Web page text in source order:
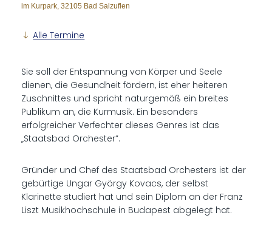
im Kurpark, 32105 Bad Salzuflen
Alle Termine
Sie soll der Entspannung von Körper und Seele
dienen, die Gesundheit fördern, ist eher heiteren
Zuschnittes und spricht naturgemäß ein breites
Publikum an, die Kurmusik. Ein besonders
erfolgreicher Verfechter dieses Genres ist das
„Staatsbad Orchester“.
Gründer und Chef des Staatsbad Orchesters ist der
gebürtige Ungar György Kovacs, der selbst
Klarinette studiert hat und sein Diplom an der Franz
Liszt Musikhochschule in Budapest abgelegt hat.